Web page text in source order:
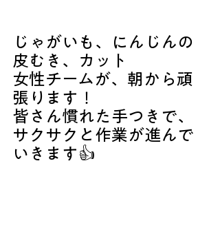
じゃがいも、にんじんの
皮むき、カット
女性チームが、朝から頑
張ります！
皆さん慣れた手つきで、
サクサクと作業が進んで
いきます👍